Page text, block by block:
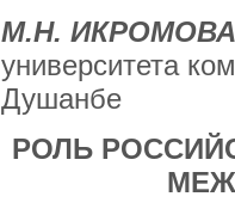
М.Н. ИКРОМОВА
университета
Душанбе
РОЛЬ